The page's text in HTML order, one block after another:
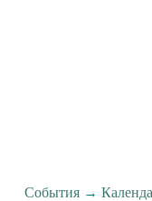
События →